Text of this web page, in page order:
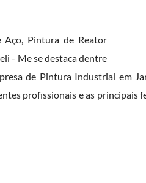
Aço, Pintura de Reator
- Me se destaca dentre
de Pintura Industrial em
profissionais e as principais